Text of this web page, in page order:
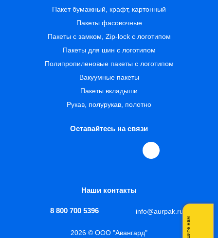
Пакет бумажный, крафт, картонный
Пакеты фасовочные
Пакеты с замком, Zip-lock с логотипом
Пакеты для шин с логотипом
Полипропиленовые пакеты с логотипом
Вакуумные пакеты
Пакеты вкладыши
Рукав, полурукав, полотно
Оставайтесь на связи
Наши контакты
8 800 700 5396 info@aurpak.ru
2026 © ООО "Авангард"